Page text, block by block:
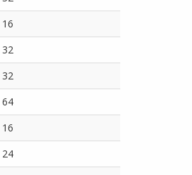
16
32
32
64
16
24